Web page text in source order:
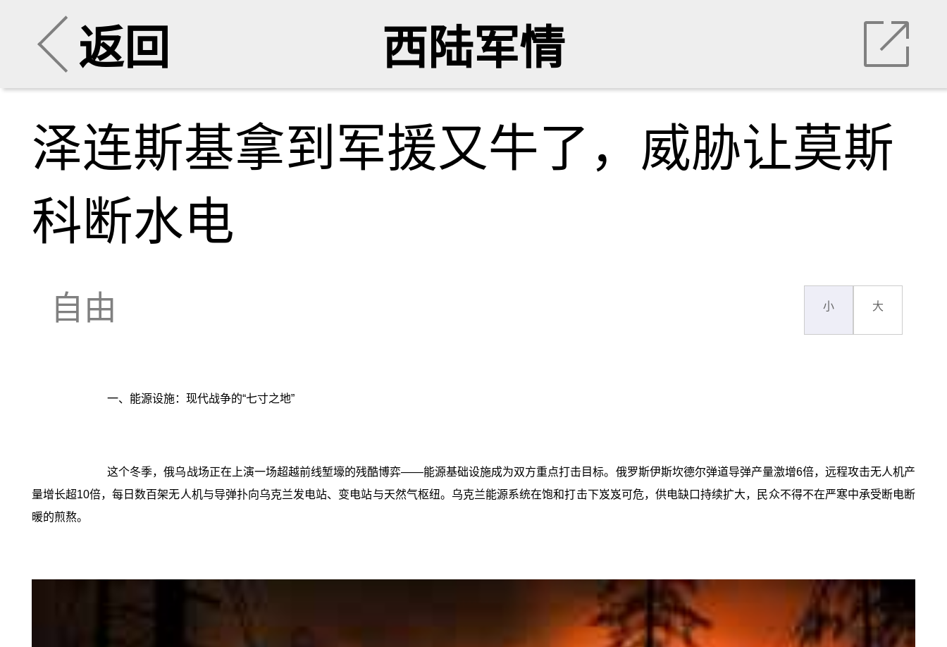
返回 西陆军情
泽连斯基拿到军援又牛了，威胁让莫斯
科断水电
自由 小 大
一、能源设施：现代战争的“七寸之地”
这个冬季，俄乌战场正在上演一场超越前线堑壕的残酷博弈——能源基础设施成为双方重点打击目标。俄罗斯伊斯坎德尔弹道导弹产量激增6倍，远程攻击无人机产
量增长超10倍，每日数百架无人机与导弹扑向乌克兰发电站、变电站与天然气枢纽。乌克兰能源系统在饱和打击下岌岌可危，供电缺口持续扩大，民众不得不在严寒中承受断电断
暖的煎熬。